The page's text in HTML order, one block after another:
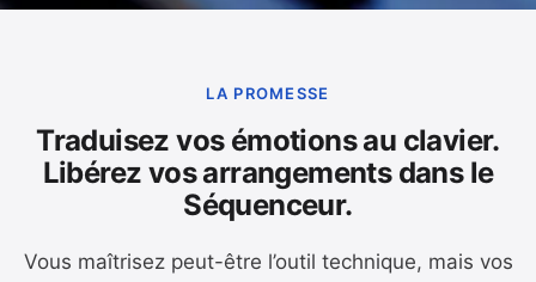
LA PROMESSE
Traduisez vos émotions au clavier.
Libérez vos arrangements dans le
Séquenceur.
Vous maîtrisez peut-être l’outil technique, mais vos